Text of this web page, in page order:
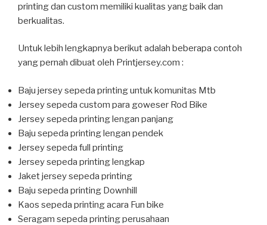
printing dan custom memiliki kualitas yang baik dan
berkualitas.
Untuk lebih lengkapnya berikut adalah beberapa contoh
yang pernah dibuat oleh Printjersey.com :
Baju jersey sepeda printing untuk komunitas Mtb
Jersey sepeda custom para goweser Rod Bike
Jersey sepeda printing lengan panjang
Baju sepeda printing lengan pendek
Jersey sepeda full printing
Jersey sepeda printing lengkap
Jaket jersey sepeda printing
Baju sepeda printing Downhill
Kaos sepeda printing acara Fun bike
Seragam sepeda printing perusahaan